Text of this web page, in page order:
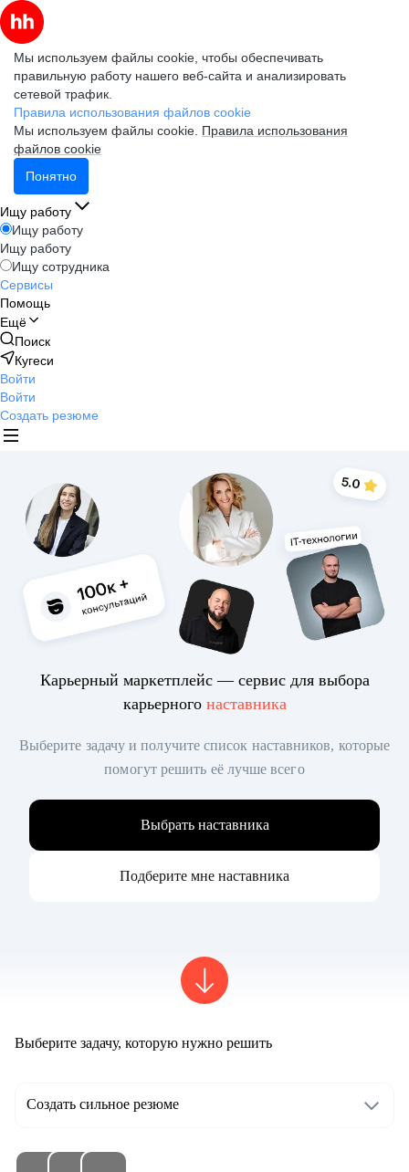
Мы используем файлы cookie, чтобы обеспечивать
правильную работу нашего веб-сайта и анализировать
сетевой трафик.
Правила использования файлов cookie
Мы используем файлы cookie. Правила использования
файлов cookie
Понятно
Ищу работу
Ищу работу
Ищу работу
Ищу сотрудника
Сервисы
Помощь
Ещё
Поиск
Кугеси
Войти
Войти
Создать резюме
Карьерный маркетплейс — сервис для выбора
карьерного наставника
Выберите задачу и получите список наставников, которые
помогут решить её лучше всего
Выбрать наставника
Подберите мне наставника
Выберите задачу, которую нужно решить
Создать сильное резюме